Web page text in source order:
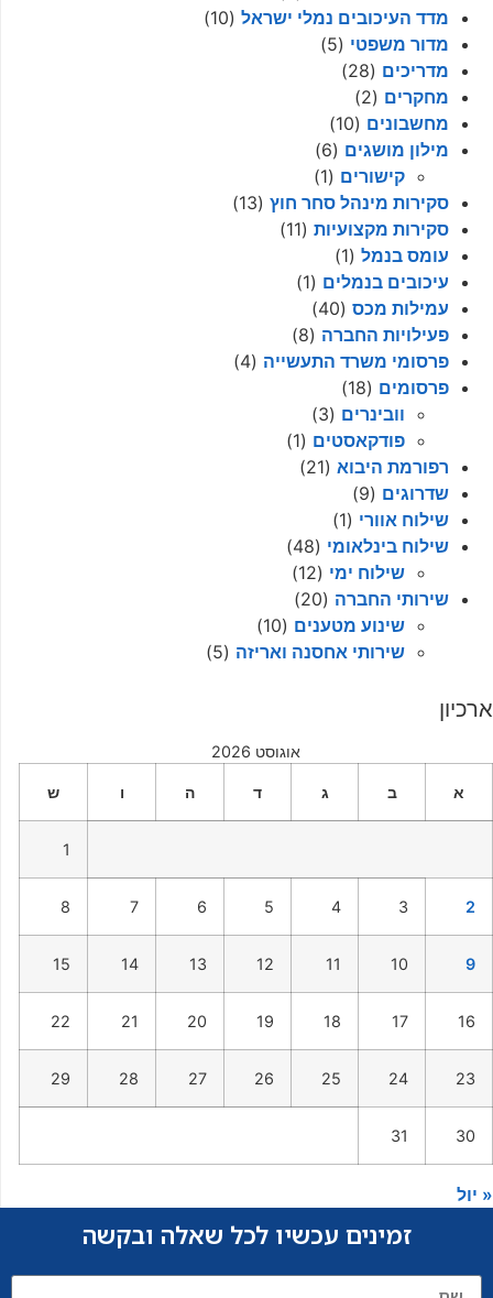
מדד העיכובים נמלי ישראל (10)
מדור משפטי (5)
מדריכים (28)
מחקרים (2)
מחשבונים (10)
מילון מושגים (6)
קישורים (1)
סקירות מינהל סחר חוץ (13)
סקירות מקצועיות (11)
עומס בנמל (1)
עיכובים בנמלים (1)
עמילות מכס (40)
פעילויות החברה (8)
פרסומי משרד התעשייה (4)
פרסומים (18)
וובינרים (3)
פודקאסטים (1)
רפורמת היבוא (21)
שדרוגים (9)
שילוח אוורי (1)
שילוח בינלאומי (48)
שילוח ימי (12)
שירותי החברה (20)
שינוע מטענים (10)
שירותי אחסנה ואריזה (5)
ארכיון
אוגוסט 2026
א ב ג ד ה ו ש
1
2
3
4
5
6
7
8
9
10
11
12
13
14
15
16
17
18
19
20
21
22
23
24
25
26
27
28
29
30
31
« יול
זמינים עכשיו לכל שאלה ובקשה